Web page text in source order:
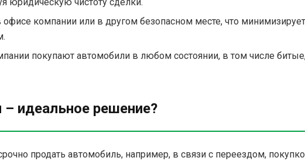
офисе компании или в другом безопасном месте, что минимизирует
покупают автомобили в любом состоянии, в том числе
– идеальное решение?
продать автомобиль, например, в связи с переездом,